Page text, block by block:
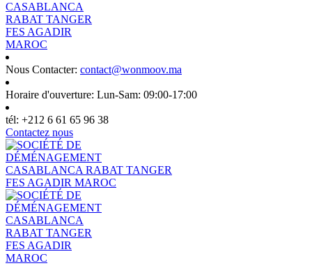
Nous Contacter: contact@wonmoov.ma
Horaire d'ouverture: Lun-Sam: 09:00-17:00
tél: +212 6 61 65 96 38
Contactez nous